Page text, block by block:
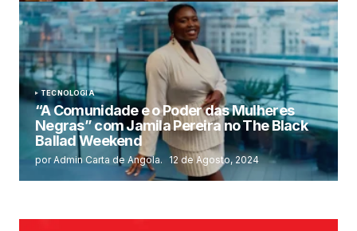
TECNOLOGIA
“A Comunidade e o Poder das Mulheres
Negras” com Jamila Pereira no The Black
Ballad Weekend
por Admin Carta de Angola. 12 de Agosto, 2024